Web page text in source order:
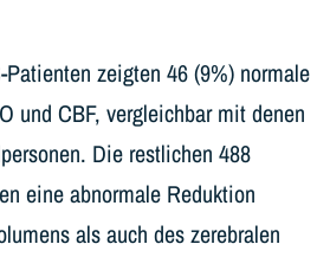
zeigten 46 (9%) normale
und CBF, vergleichbar mit denen
Die restlichen 488
eine abnormale Reduktion
als auch des zerebralen